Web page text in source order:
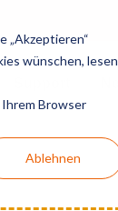
„Akzeptieren“
wünschen, lesen
Browser
Ablehnen